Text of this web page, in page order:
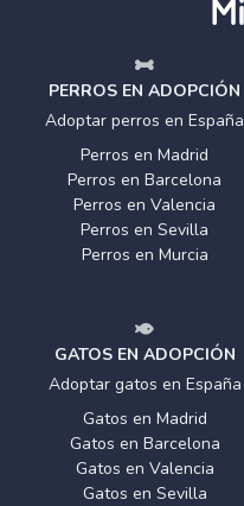
PERROS EN ADOPCIÓN
Adoptar perros en España
Perros en Madrid
Perros en Barcelona
Perros en Valencia
Perros en Sevilla
Perros en Murcia
GATOS EN ADOPCIÓN
Adoptar gatos en España
Gatos en Madrid
Gatos en Barcelona
Gatos en Valencia
Gatos en Sevilla